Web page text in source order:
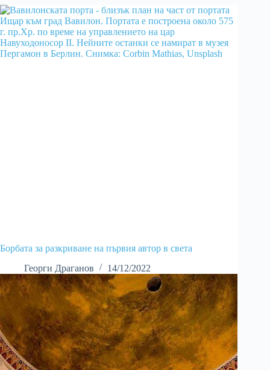
Борбата за разкриване на първия автор в света
Георги Драганов
14/12/2022